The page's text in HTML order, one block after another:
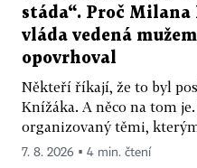
stáda“. Proč
vláda vedená
opovrhoval
Někteří říkají, že to byl
Knížáka. A něco na tom
organizovaný těmi,
7. 8. 2026 ▪ 4 min. čtení